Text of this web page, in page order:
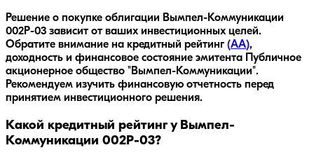
Решение о покупке облигации Вымпел-Коммуникации
002Р-03 зависит от ваших инвестиционных целей.
Обратите внимание на кредитный рейтинг (AA),
доходность и финансовое состояние эмитента Публичное
акционерное общество "Вымпел-Коммуникации".
Рекомендуем изучить финансовую отчетность перед
принятием инвестиционного решения.
Какой кредитный рейтинг у Вымпел-
Коммуникации 002Р-03?